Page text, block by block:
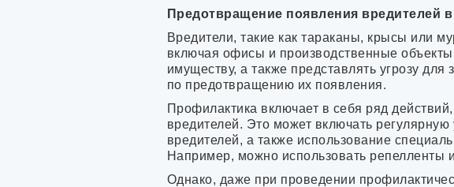
Предотвращение появления вредителей
Вредители, такие как тараканы, крысы или
включая офисы и производственные
имуществу, а также представлять угрозу
по предотвращению их появления.
Профилактика включает в себя ряд
вредителей. Это может включать
вредителей, а также использование
Например, можно использовать репелленты
Однако, даже при проведении